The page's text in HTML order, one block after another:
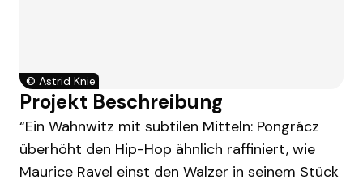
© Astrid Knie
Projekt Beschreibung
“Ein Wahnwitz mit subtilen Mitteln: Pongrácz
überhöht den Hip-Hop ähnlich raffiniert, wie
Maurice Ravel einst den Walzer in seinem Stück